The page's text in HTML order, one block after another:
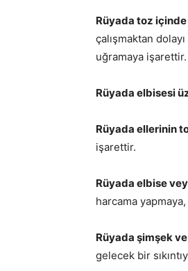
Rüyada toz
çalışmaktan
uğramaya işarettir.
Rüyada elbisesi
Rüyada ellerinin
işarettir.
Rüyada elbise
harcama
Rüyada şimşek
gelecek bir